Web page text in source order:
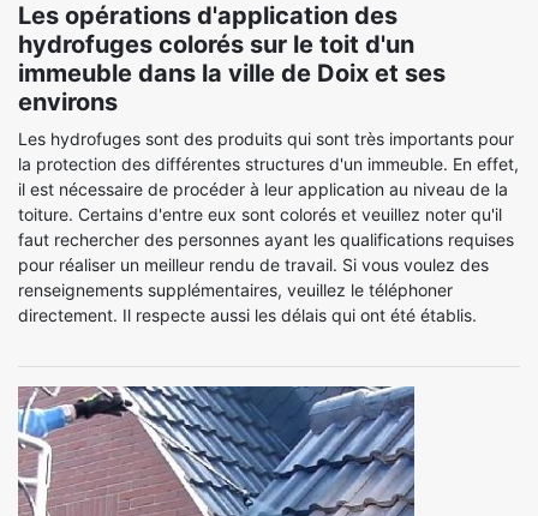
Les opérations d'application des
hydrofuges colorés sur le toit d'un
immeuble dans la ville de Doix et ses
environs
Les hydrofuges sont des produits qui sont très importants pour
la protection des différentes structures d'un immeuble. En effet,
il est nécessaire de procéder à leur application au niveau de la
toiture. Certains d'entre eux sont colorés et veuillez noter qu'il
faut rechercher des personnes ayant les qualifications requises
pour réaliser un meilleur rendu de travail. Si vous voulez des
renseignements supplémentaires, veuillez le téléphoner
directement. Il respecte aussi les délais qui ont été établis.